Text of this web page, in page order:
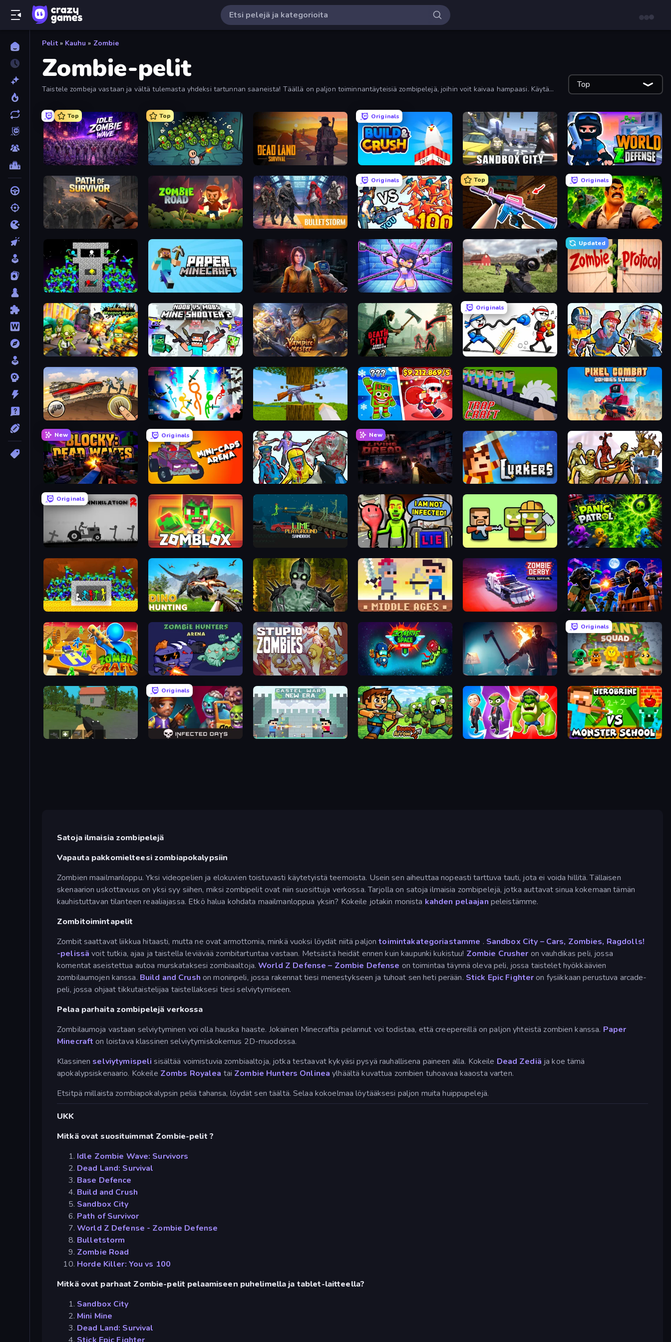
Pelit » Kauhu » Zombie
Zombie-pelit
Taistele zombeja vastaan ja vältä tulemasta yhdeksi tartunnan saaneista! Täällä on paljon toiminnantäyteisiä zombipelejä, joihin voit kaivaa hampaasi. Käytä
Top
Top
Idle Zombie Wave: Survivors
Top
Base Defence Dead Land: Survival
Originals
Sandbox City World Z Defense - Zombie Defense
Path of Survivor Zombie Road Bulletstorm
Originals
Horde Killer: You vs 100
Top
KS Z
Originals
Zombie Lab Escape
Stick Epic Fighter Paper Minecraft Survival Zone Zombie Outbreak Mini Mine Dead Zed
Updated
Zombie Protocol
Zombies 4 Weapon Merge Mine Shooter 2: Noob vs Mobs Vampire Master Death City Zombie Invasion
Originals
Doodle Smash Zombies Shooter: Part 2
Earn to Die: Zombie Ride Stickman Epic Mine Shooter 3D Plants vs Brain Zombies Trap Craft Pixel Combat: Zombies Strike
New
Blocky: Dead Waves
Originals
Mini-Caps: Arena Zombies Shooter
New
Night Of The Living Dread Lurkers.io Monster Shooter Apocalypse
Originals
Stickman Annihilation 2 Zomblox I Am Not Infected! Zombie Horde: Build & Survive Panic Patrol
Stick Fighter vs Zombies Dino Hunting Jurassic World One Among Zombies Castle Wars: Middle Ages Zombie Derby: Pixel Survival Base Obby: Zombie Defense
Zombie Raft Zombie Hunters Online Stupid Zombies Zombie Space Episode 2 You Are Being Watched
Originals
Plant Squad
WorldZ
Originals
Infected Days Castle Wars: New Era Bouncy Arrow Infection Town of Zombies Herobrine vs Monster School
Satoja ilmaisia zombipelejä
Vapauta pakkomielteesi zombiapokalypsiin
Zombien maailmanloppu. Yksi videopelien ja elokuvien toistuvasti käytetyistä teemoista. Usein sen aiheuttaa nopeasti tarttuva tauti, jota ei voida hillitä. Tällaisen
skenaarion uskottavuus on yksi syy siihen, miksi zombipelit ovat niin suosittuja verkossa. Tarjolla on satoja ilmaisia zombipelejä, jotka auttavat sinua kokemaan tämän
kauhistuttavan tilanteen reaaliajassa. Etkö halua kohdata maailmanloppua yksin? Kokeile jotakin monista kahden pelaajan peleistämme.
Zombitoimintapelit
Zombit saattavat liikkua hitaasti, mutta ne ovat armottomia, minkä vuoksi löydät niitä paljontoimintakategoriastamme . Sandbox City – Cars, Zombies, Ragdolls!
-pelissä voit tutkia, ajaa ja taistella leviävää zombitartuntaa vastaan. Metsästä heidät ennen kuin kaupunki kukistuu! Zombie Crusher on vauhdikas peli, jossa
komentat aseistettua autoa murskataksesi zombiaaltoja.World Z Defense – Zombie Defense on toimintaa täynnä oleva peli, jossa taistelet hyökkäävien
zombilaumojen kanssa. Build and Crush on moninpeli, jossa rakennat tiesi menestykseen ja tuhoat sen heti perään. Stick Epic Fighteron fysiikkaan perustuva arcade-
peli, jossa ohjaat tikkutaistelijaa taistellaksesi tiesi selviytymiseen.
Pelaa parhaita zombipelejä verkossa
Zombilaumoja vastaan selviytyminen voi olla hauska haaste. Jokainen Minecraftia pelannut voi todistaa, että creepereillä on paljon yhteistä zombien kanssa. Paper
Minecraft on loistava klassinen selviytymiskokemus 2D-muodossa.
Klassinen selviytymispeli sisältää voimistuvia zombiaaltoja, jotka testaavat kykyäsi pysyä rauhallisena paineen alla. Kokeile Dead Zediä ja koe tämä
apokalypsiskenaario. Kokeile Zombs Royalea tai Zombie Hunters Onlinea ylhäältä kuvattua zombien tuhoavaa kaaosta varten.
Etsitpä millaista zombiapokalypsin peliä tahansa, löydät sen täältä. Selaa kokoelmaa löytääksesi paljon muita huippupelejä.
UKK
Mitkä ovat suosituimmat Zombie-pelit ?
Idle Zombie Wave: Survivors
Dead Land: Survival
Base Defence
Build and Crush
Sandbox City
Path of Survivor
World Z Defense - Zombie Defense
Bulletstorm
Zombie Road
Horde Killer: You vs 100
Mitkä ovat parhaat Zombie-pelit pelaamiseen puhelimella ja tablet-laitteella?
Sandbox City
Mini Mine
Dead Land: Survival